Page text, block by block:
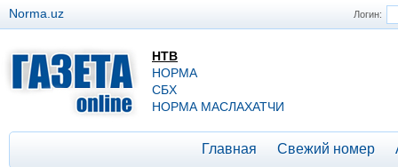
Логин:
Norma.uz
НТВ
НОРМА
СБХ
НОРМА МАСЛАХАТЧИ
Главная Свежий номер